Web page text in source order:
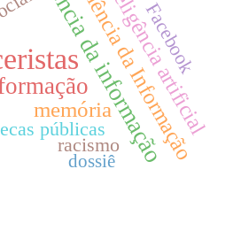
ciência da informação
Ciência da Informação
inteligência artificial
memória
públicas
Facebook
racismo
dossiê